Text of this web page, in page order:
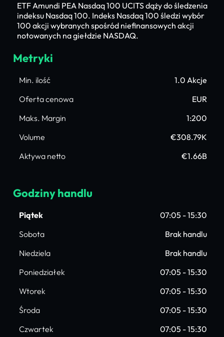
ETF Amundi PEA Nasdaq 100 UCITS dąży do śledzenia
indeksu Nasdaq 100. Indeks Nasdaq 100 śledzi wybór
100 akcji wybranych spośród niefinansowych akcji
notowanych na giełdzie NASDAQ.
Metryki
Min. ilość
1.0 Akcje
Oferta cenowa
EUR
Maks. Margin
1:200
Volume
€308.79K
Aktywa netto
€1.66B
Godziny handlu
Piątek
07:05 - 15:30
Sobota
Brak handlu
Niedziela
Brak handlu
Poniedziałek
07:05 - 15:30
Wtorek
07:05 - 15:30
Środa
07:05 - 15:30
Czwartek
07:05 - 15:30